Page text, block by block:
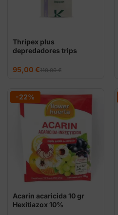
Thripex plus
depredadores trips
118,00€
El
precio
118,00 €.
95,00 €
El
precio
95,00 €.
-22%
Acarin acaricida 10 gr
Hexitiazox 10%